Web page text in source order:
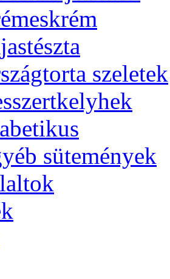
szeletek
sütemények